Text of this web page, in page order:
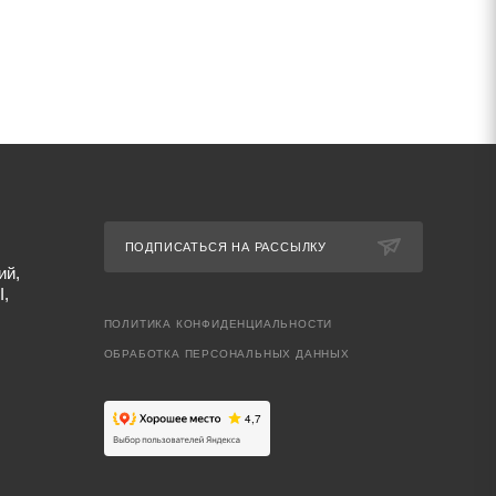
ПОДПИСАТЬСЯ НА РАССЫЛКУ
ПОЛИТИКА КОНФИДЕНЦИАЛЬНОСТИ
ОБРАБОТКА ПЕРСОНАЛЬНЫХ ДАННЫХ